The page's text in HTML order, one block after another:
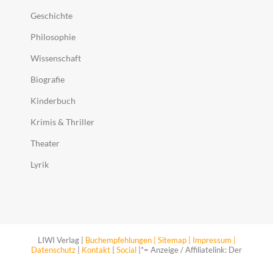
Geschichte
Philosophie
Wissenschaft
Biografie
Kinderbuch
Krimis & Thriller
Theater
Lyrik
LIWI Verlag | Buchempfehlungen | Sitemap | Impressum |
Datenschutz
Kontakt Social |*= Anzeige / Affiliatelink: Der